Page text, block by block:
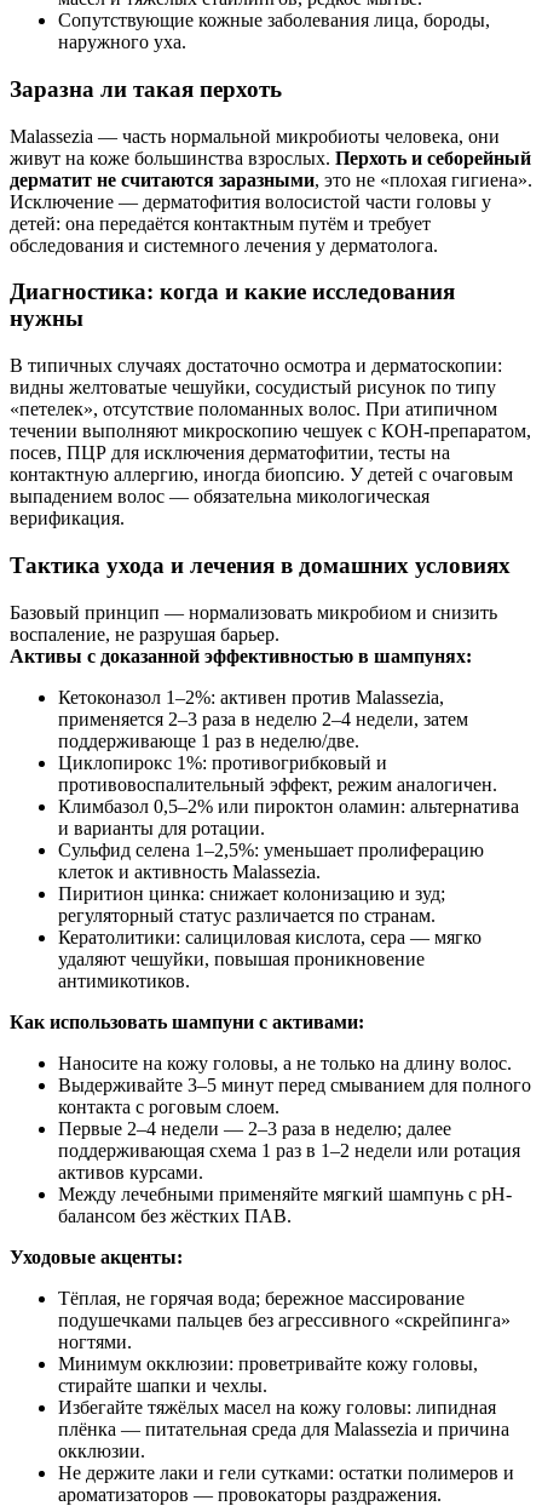
Сопутствующие кожные заболевания лица, бороды,
наружного уха.
Заразна ли такая перхоть
Malassezia — часть нормальной микробиоты человека, они
живут на коже большинства взрослых. Перхоть и себорейный
дерматит не считаются заразными, это не «плохая гигиена».
Исключение — дерматофития волосистой части головы у
детей: она передаётся контактным путём и требует
обследования и системного лечения у дерматолога.
Диагностика: когда и какие исследования
нужны
В типичных случаях достаточно осмотра и дерматоскопии:
видны желтоватые чешуйки, сосудистый рисунок по типу
«петелек», отсутствие поломанных волос. При атипичном
течении выполняют микроскопию чешуек с КОН-препаратом,
посев, ПЦР для исключения дерматофитии, тесты на
контактную аллергию, иногда биопсию. У детей с очаговым
выпадением волос — обязательна микологическая
верификация.
Тактика ухода и лечения в домашних условиях
Базовый принцип — нормализовать микробиом и снизить
воспаление, не разрушая барьер.
Активы с доказанной эффективностью в шампунях:
Кетоконазол 1–2%: активен против Malassezia,
применяется 2–3 раза в неделю 2–4 недели, затем
поддерживающе 1 раз в неделю/две.
Циклопирокс 1%: противогрибковый и
противовоспалительный эффект, режим аналогичен.
Климбазол 0,5–2% или пироктон оламин: альтернатива
и варианты для ротации.
Сульфид селена 1–2,5%: уменьшает пролиферацию
клеток и активность Malassezia.
Пиритион цинка: снижает колонизацию и зуд;
регуляторный статус различается по странам.
Кератолитики: салициловая кислота, сера — мягко
удаляют чешуйки, повышая проникновение
антимикотиков.
Как использовать шампуни с активами:
Наносите на кожу головы, а не только на длину волос.
Выдерживайте 3–5 минут перед смыванием для полного
контакта с роговым слоем.
Первые 2–4 недели — 2–3 раза в неделю; далее
поддерживающая схема 1 раз в 1–2 недели или ротация
активов курсами.
Между лечебными применяйте мягкий шампунь с pH-
балансом без жёстких ПАВ.
Уходовые акценты:
Тёплая, не горячая вода; бережное массирование
подушечками пальцев без агрессивного «скрейпинга»
ногтями.
Минимум окклюзии: проветривайте кожу головы,
стирайте шапки и чехлы.
Избегайте тяжёлых масел на кожу головы: липидная
плёнка — питательная среда для Malassezia и причина
окклюзии.
Не держите лаки и гели сутками: остатки полимеров и
ароматизаторов — провокаторы раздражения.